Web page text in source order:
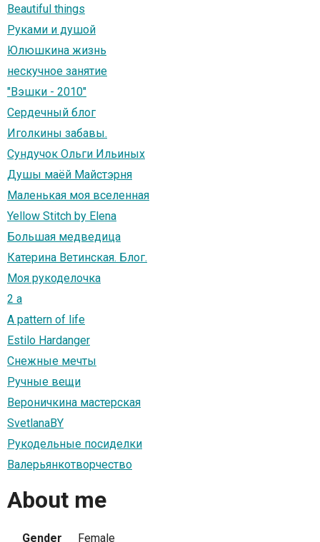
Beautiful things
Руками и душой
Юлюшкина жизнь
нескучное занятие
"Вэшки - 2010"
Сердечный блог
Иголкины забавы.
Сундучок Ольги Ильиных
Душы маёй Майстэрня
Маленькая моя вселенная
Yellow Stitch by Elena
Большая медведица
Катерина Ветинская. Блог.
Моя рукоделочка
2 а
A pattern of life
Estilo Hardanger
Снежные мечты
Ручные вещи
Вероничкина мастерская
SvetlanaBY
Рукодельные посиделки
Валерьянкотворчество
About me
Gender Female